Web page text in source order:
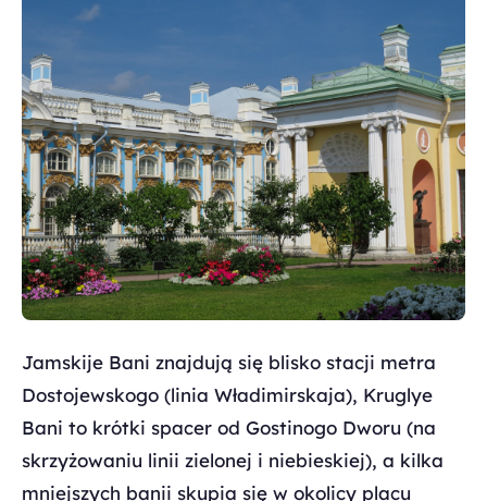
Jamskije Bani znajdują się blisko stacji metra
Dostojewskogo (linia Władimirskaja), Kruglye
Bani to krótki spacer od Gostinogo Dworu (na
skrzyżowaniu linii zielonej i niebieskiej), a kilka
mniejszych banii skupia się w okolicy placu